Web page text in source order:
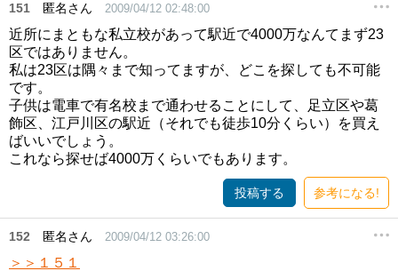
151 匿名さん 2009/04/12 02:48:00
近所にまともな私立校があって駅近で4000万なんてまず23
区ではありません。
私は23区は隅々まで知ってますが、どこを探しても不可能
です。
子供は電車で有名校まで通わせることにして、足立区や葛
飾区、江戸川区の駅近（それでも徒歩10分くらい）を買え
ばいいでしょう。
これなら探せば4000万くらいでもあります。
投稿する 参考になる!
152 匿名さん 2009/04/12 03:26:00
＞＞１５１